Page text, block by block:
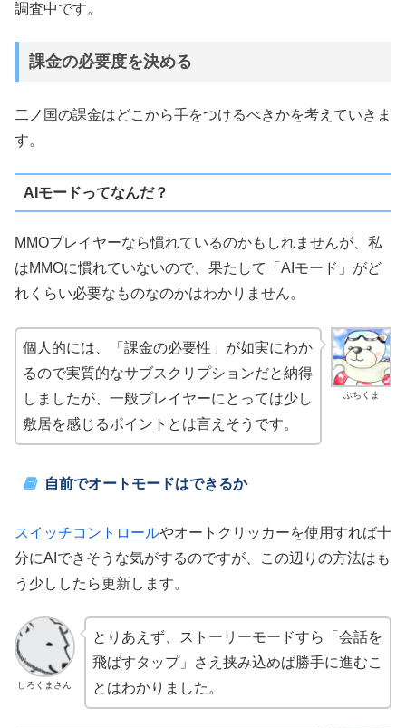
調査中です。
課金の必要度を決める
二ノ国の課金はどこから手をつけるべきかを考えていきま
す。
AIモードってなんだ？
MMOプレイヤーなら慣れているのかもしれませんが、私
はMMOに慣れていないので、果たして「AIモード」がど
れくらい必要なものなのかはわかりません。
ぶちくま
個人的には、「課金の必要性」が如実にわか
るので実質的なサブスクリプションだと納得
しましたが、一般プレイヤーにとっては少し
敷居を感じるポイントとは言えそうです。
自前でオートモードはできるか
スイッチコントロールやオートクリッカーを使用すれば十
分にAIできそうな気がするのですが、この辺りの方法はも
う少ししたら更新します。
しろくまさん
とりあえず、ストーリーモードすら「会話を
飛ばすタップ」さえ挟み込めば勝手に進むこ
とはわかりました。